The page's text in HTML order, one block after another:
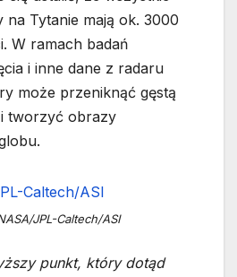
na Tytanie mają ok. 3000
W ramach badań
i inne dane z radaru
może przeniknąć gęstą
tworzyć obrazy
JPL-Caltech/ASI
punkt, który dotąd